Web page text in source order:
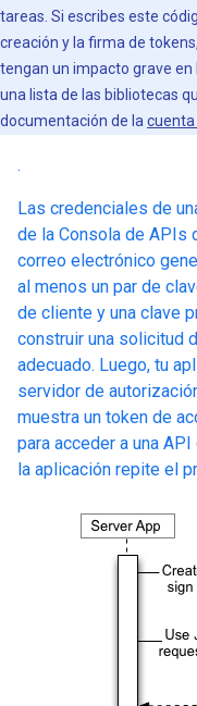
tareas. Si escribes este
creación y la firma de
tengan un impacto grave
una lista de las bibliotecas
documentación de la cuenta
.
Las credenciales de
de la Consola de APIs
correo electrónico
al menos un par de
de cliente y una clave
construir una solicitud
adecuado. Luego, tu
servidor de
muestra un token de
para acceder a una
la aplicación repite el